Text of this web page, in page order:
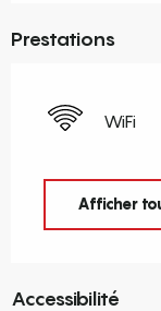
Prestations
WiFi
Afficher
Accessibilité